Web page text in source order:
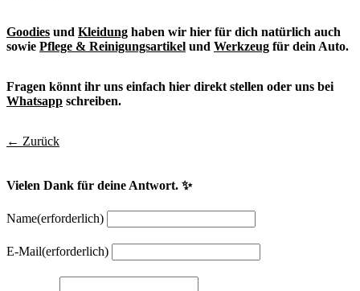
Goodies und Kleidung haben wir hier für dich natürlich auch
sowie Pflege & Reinigungsartikel und Werkzeug für dein Auto.
Fragen könnt ihr uns einfach hier direkt stellen oder uns bei
Whatsapp schreiben.
← Zurück
Vielen Dank für deine Antwort. ✨
Name(erforderlich)
E-Mail(erforderlich)